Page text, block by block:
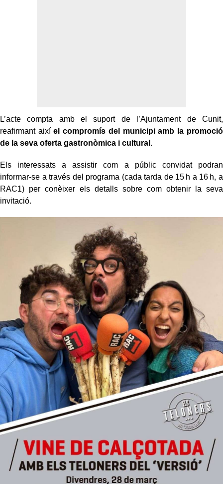
L’acte compta amb el suport de l’Ajuntament de Cunit,
reafirmant aixíel compromís del municipi amb la promoció
de la seva oferta gastronòmica i cultural .
Els interessats a assistir com a públic convidat podran
informar-se a través del programa (cada tarda de 15 h a 16 h, a
RAC1) per conèixer els detalls sobre com obtenir la seva
invitació.